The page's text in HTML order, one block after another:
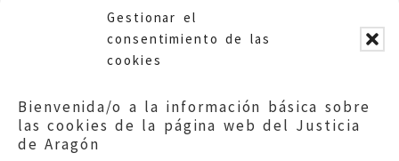
Gestionar el
consentimiento de las
cookies
Bienvenida/o a la información básica sobre
las cookies de la página web del Justicia
de Aragón